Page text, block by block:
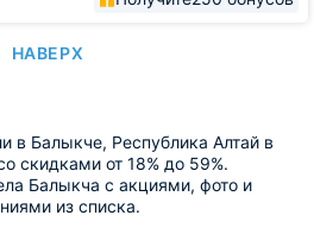
НАВЕРХ
в Балыкче, Республика Алтай в
скидками от 18% до 59%.
Балыкча с акциями, фото и
из списка.